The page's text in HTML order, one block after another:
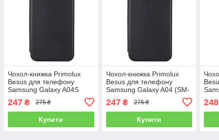
Чохол-книжка Primolux
Besus для телефону
Samsung Galaxy A04S
247 ₴ 275 ₴
Купити
Чохол-книжка Primolux
Besus для телефону
Samsung Galaxy A04 (SM-
247₴ 275 ₴
Купити
248